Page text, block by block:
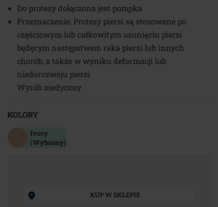
Do protezy dołączona jest pompka
Przeznaczenie: Protezy piersi są stosowane po
częściowym lub całkowitym usunięciu piersi
będęcym następstwem raka piersi lub innych
chorób, a także w wyniku deformacji lub
niedorozwoju piersi
Wyrób medyczny
KOLORY
Ivory
(Wybrany)
KUP W SKLEPIE